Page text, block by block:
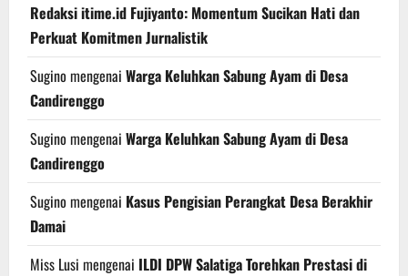
Redaksi itime.id Fujiyanto: Momentum Sucikan Hati dan
Perkuat Komitmen Jurnalistik
Sugino mengenai Warga Keluhkan Sabung Ayam di Desa
Candirenggo
Sugino mengenai Warga Keluhkan Sabung Ayam di Desa
Candirenggo
Sugino mengenai Kasus Pengisian Perangkat Desa Berakhir
Damai
Miss Lusi mengenai ILDI DPW Salatiga Torehkan Prestasi di